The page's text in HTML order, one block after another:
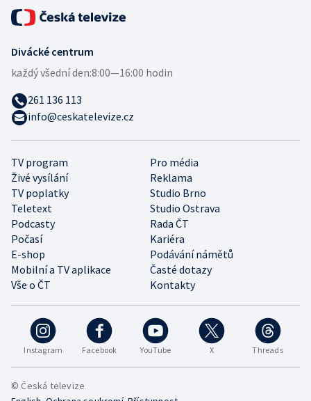
Instagram Facebook YouTube X Threads
TV program
Pro média
Živé vysílání
Reklama
TV poplatky
Studio Brno
Teletext
Studio Ostrava
Podcasty
Rada ČT
Počasí
Kariéra
E-shop
Podávání námětů
Mobilní a TV aplikace
Časté dotazy
Vše o ČT
Kontakty
Divácké centrum
každý všední den:8:00—16:00 hodin
261 136 113
info@ceskatelevize.cz
© Česká televize